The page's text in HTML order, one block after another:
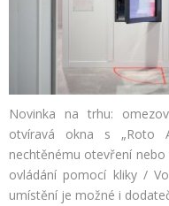
Novinka na trhu:
otvíravá okna s „Roto
nechtěnému otevření
ovládání pomocí kliky /
umístění je možné i